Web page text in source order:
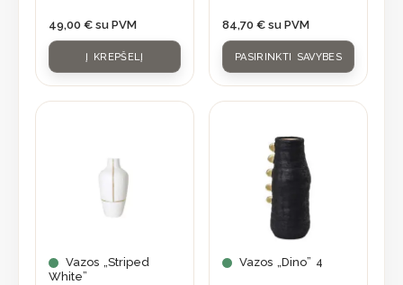
49,00 € su PVM
Į KREPŠELĮ
84,70 € su PVM
PASIRINKTI SAVYBES
chosen
on
the
product
page
Vazos „Striped
White”
Vazos „Dino” 4